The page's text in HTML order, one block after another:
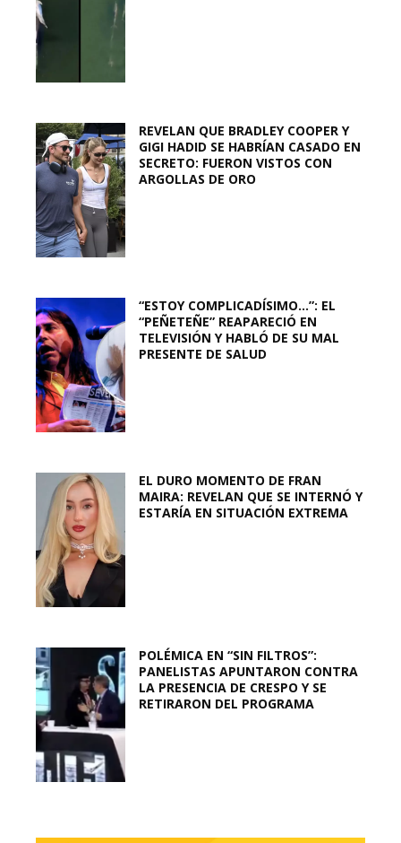
REVELAN QUE BRADLEY COOPER Y
GIGI HADID SE HABRÍAN CASADO EN
SECRETO: FUERON VISTOS CON
ARGOLLAS DE ORO
“ESTOY COMPLICADÍSIMO…”: EL
“PEÑETEÑE” REAPARECIÓ EN
TELEVISIÓN Y HABLÓ DE SU MAL
PRESENTE DE SALUD
EL DURO MOMENTO DE FRAN
MAIRA: REVELAN QUE SE INTERNÓ Y
ESTARÍA EN SITUACIÓN EXTREMA
POLÉMICA EN “SIN FILTROS”:
PANELISTAS APUNTARON CONTRA
LA PRESENCIA DE CRESPO Y SE
RETIRARON DEL PROGRAMA